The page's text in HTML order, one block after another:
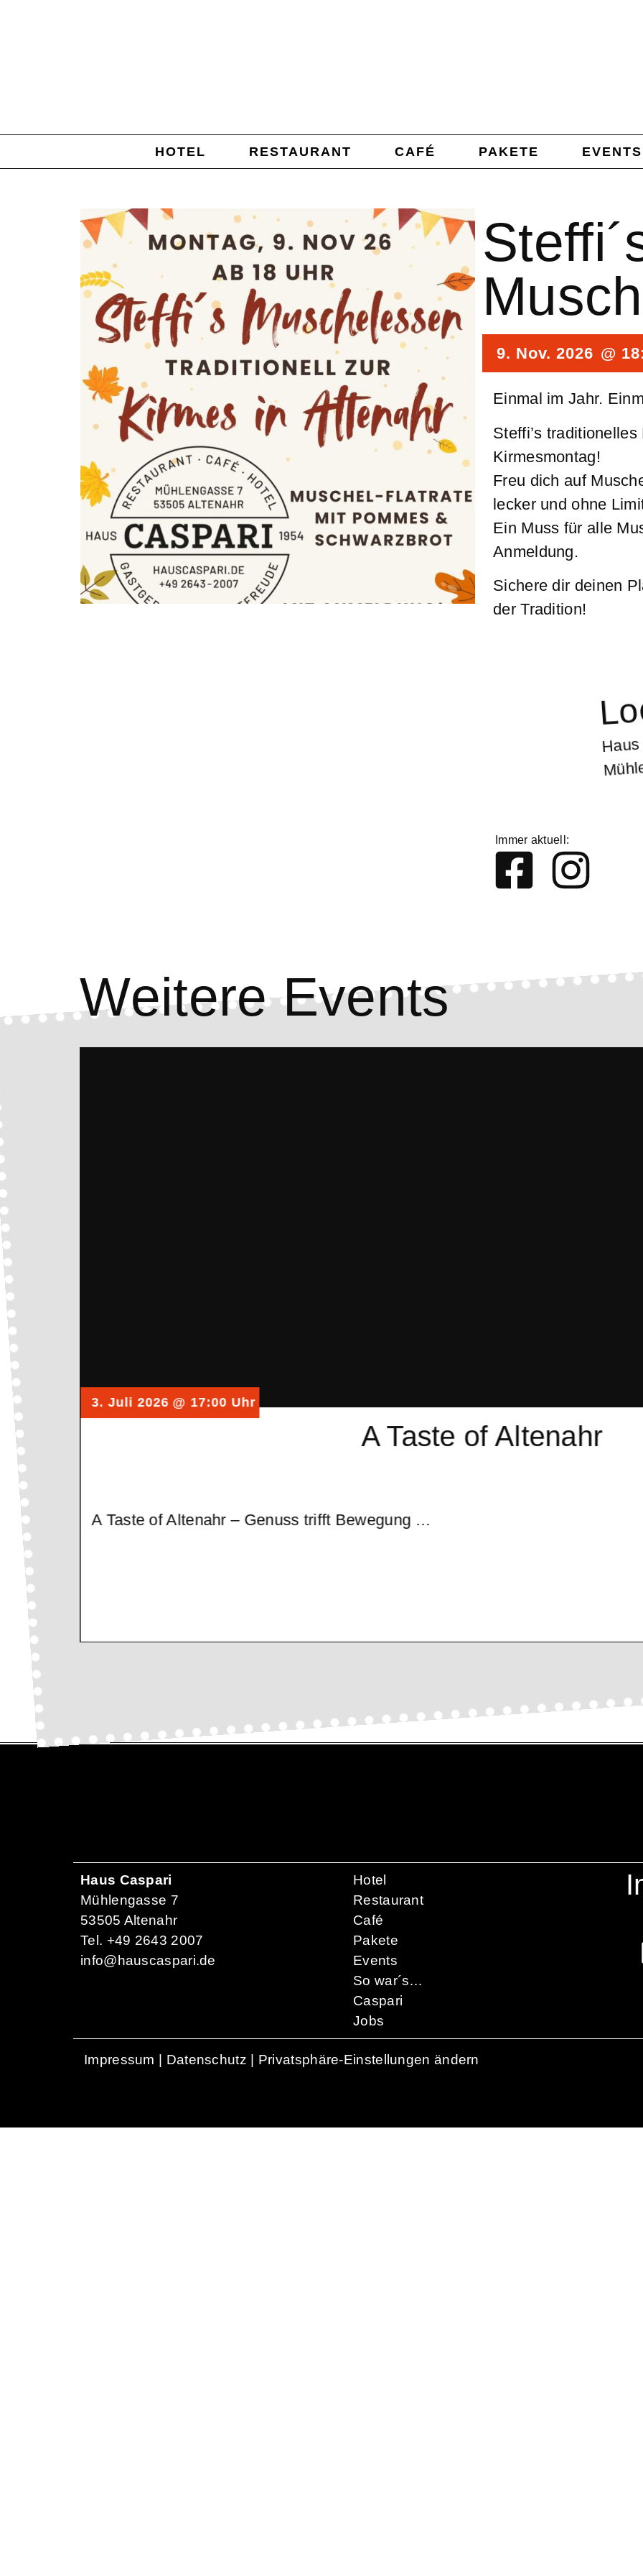
HOTEL RESTAURANT CAFÉ PAKETE EVENTS
9. Nov. 2026 @
Einmal im Jahr.
Steffi’s
Kirmesmontag!
Freu dich auf
lecker und ohne
Ein Muss für alle
Anmeldung.
Sichere dir deinen
der Tradition!
Immer aktuell:
Weitere Events
3. Juli 2026 @ 17:00 Uhr
A Taste of Altenahr
A Taste of Altenahr – Genuss trifft Bewegung …
Haus Caspari
Mühlengasse 7
53505 Altenahr
Tel. +49 2643 2007
info@hauscaspari.de
Hotel
Restaurant
Café
Pakete
Events
So war´s…
Caspari
Jobs
Impressum Datenschutz Privatsphäre-Einstellungen ändern